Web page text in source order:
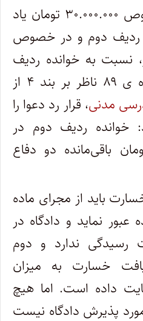
با این اوصاف، در خصوص ۳۰.۰۰۰.۰۰۰ تومان یاد
ردیف دوم و در خصوص
دیگر، نسبت به خوانده ردیف
نخست، به استناد ماده ی ۸۹ ناظر بر بند ۴ از
مدنی، قرار رد دعوا را
خوانده ردیف دوم در
۱۷.۰۰۰.۰۰۰ تومان باقی‌مانده دو دفاع
باید از مجرای ماده
عبور نماید و دادگاه در
ندارد و دوم
خسارت به میزان
رضایت داده است. اما هیچ
پذیرش دادگاه نیست